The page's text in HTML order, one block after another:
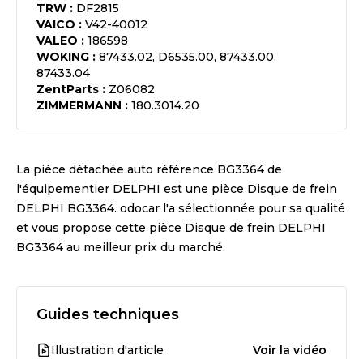
TRW : DF2815
VAICO : V42-40012
VALEO : 186598
WOKING : 87433.02, D6535.00, 87433.00,
87433.04
ZentParts : Z06082
ZIMMERMANN : 180.3014.20
La pièce détachée auto référence BG3364 de
l'équipementier DELPHI est une pièce Disque de frein
DELPHI BG3364. odocar l'a sélectionnée pour sa qualité
et vous propose cette pièce Disque de frein DELPHI
BG3364 au meilleur prix du marché.
Guides techniques
Illustration d'article Voir la vidéo